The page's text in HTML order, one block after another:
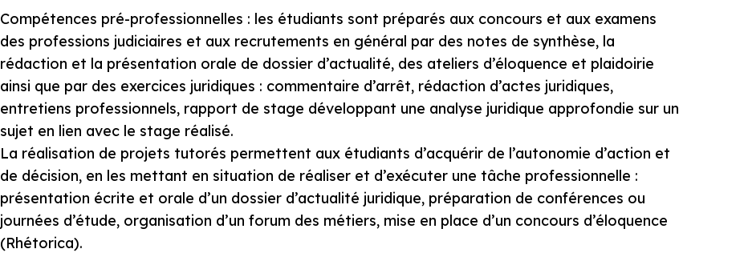
Compétences pré-professionnelles : les étudiants sont préparés aux concours et aux examens
des professions judiciaires et aux recrutements en général par des notes de synthèse, la
rédaction et la présentation orale de dossier d’actualité, des ateliers d’éloquence et plaidoirie
ainsi que par des exercices juridiques : commentaire d’arrêt, rédaction d’actes juridiques,
entretiens professionnels, rapport de stage développant une analyse juridique approfondie sur un
sujet en lien avec le stage réalisé.
La réalisation de projets tutorés permettent aux étudiants d’acquérir de l’autonomie d’action et
de décision, en les mettant en situation de réaliser et d’exécuter une tâche professionnelle :
présentation écrite et orale d’un dossier d’actualité juridique, préparation de conférences ou
journées d’étude, organisation d’un forum des métiers, mise en place d’un concours d’éloquence
(Rhétorica).